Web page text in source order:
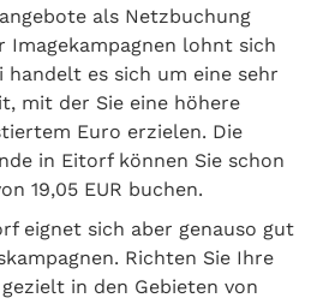
als Netzbuchung
Imagekampagnen lohnt sich
handelt es sich um eine sehr
mit der Sie eine höhere
Euro erzielen. Die
in Eitorf können Sie schon
19,05 EUR buchen.
eignet sich aber genauso gut
Richten Sie Ihre
in den Gebieten von